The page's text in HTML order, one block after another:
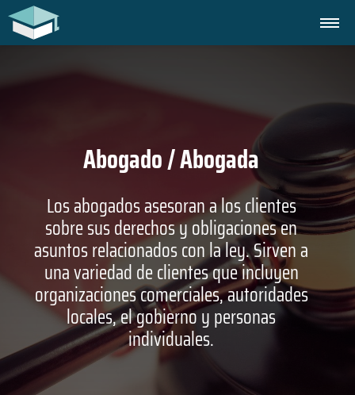
Abogado / Abogada
Los abogados asesoran a los clientes
sobre sus derechos y obligaciones en
asuntos relacionados con la ley. Sirven a
una variedad de clientes que incluyen
organizaciones comerciales, autoridades
locales, el gobierno y personas
individuales.